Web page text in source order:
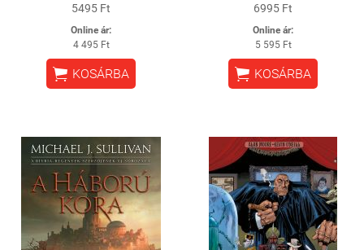
5495 Ft
Online ár:
4 495 Ft
 KOSÁRBA
6995 Ft
Online ár:
5 595 Ft
 KOSÁRBA